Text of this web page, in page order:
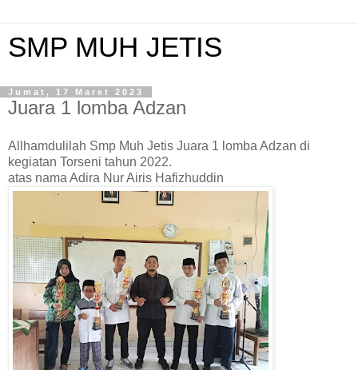
SMP MUH JETIS
Jumat, 17 Maret 2023
Juara 1 lomba Adzan
Allhamdulilah Smp Muh Jetis Juara 1 lomba Adzan di
kegiatan Torseni tahun 2022.
atas nama Adira Nur Airis Hafizhuddin